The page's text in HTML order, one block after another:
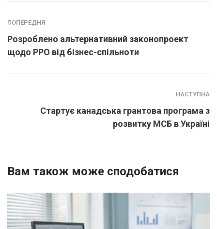
ПОПЕРЕДНЯ
Розроблено альтернативний законопроект
щодо РРО від бізнес-спільноти
НАСТУПНА
Стартує канадська грантова програма з
розвитку МСБ в Україні
Вам також може сподобатися